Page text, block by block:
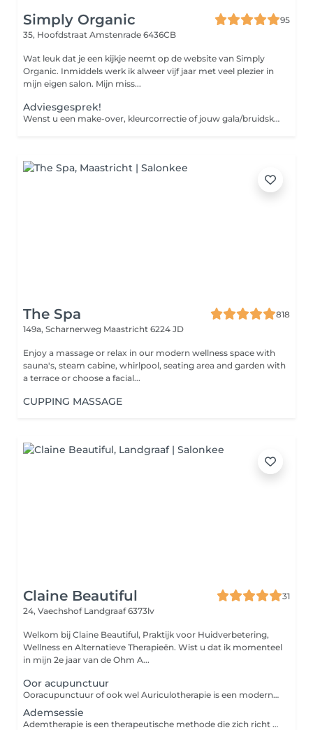
Simply Organic
95
35, Hoofdstraat Amstenrade 6436CB
Wat leuk dat je een kijkje neemt op de website van Simply
Organic. Inmiddels werk ik alweer vijf jaar met veel plezier in
mijn eigen salon. Mijn miss...
Adviesgesprek!
Wenst u een make-over, kleurcorrectie of jouw gala/bruidskapsel? Dan komt u best eerst langs zodat ik uw bestaande kleur en gezondheid van het haar kan analyseren. Zo kunnen wij zien welke kleuring of bijkomende techniek alsook verzorging noodzakelijk is om jouw gewenste resultaat te bekomen. in het kapsalon werken wij enkel met minerale kleuringen (Organic). Een kleurcorrectie kan zijn van zwart naar heel blond of naar asblond gaan. Dus, kom vooraf even bespreken wat je wenst en breng indien nodig foto's mee. Voor de 'Updo'-kapsels mag u ook foto's meenemen en indien nodig ook de accessoires die u in het kapsel wenst te verwerken. Bijvoorbeeld: een sluier, bloemen, kralen, juwelen... Ik neem graag tijd voor jou! Bij de volgende afspraak wordt het bedrag van dit adviesgesprek in mindering gebracht. Liefs Sil
The Spa
818
149a, Scharnerweg Maastricht 6224 JD
Enjoy a massage or relax in our modern wellness space with
sauna's, steam cabine, whirlpool, seating area and garden with
a terrace or choose a facial...
CUPPING MASSAGE
Claine Beautiful
31
24, Vaechshof Landgraaf 6373lv
Welkom bij Claine Beautiful, Praktijk voor Huidverbetering,
Wellness en Alternatieve Therapieën. Wist u dat ik momenteel
in mijn 2e jaar van de Ohm A...
Oor acupunctuur
Ooracupunctuur of ook wel Auriculotherapie is een moderne westerse manier van acupunctuur en bestaat uit het aanbieden van prikkels aan het oor om het zelfregulerende of zelf genezende vermogen van het lichaam te bevorderen. Tijdens de behandeling worden fijne naaldjes, bolletjes of magneetjes in uw oren geplaats. Deze behandeling wordt als pijnloos ervaren. Ooracupunctuur kan worden ingezet voor een breed scala aan klachten en is bijzonder effectief gebleken bij het reduceren van pijnklachten. Een kort overzicht van behandelbare klachten: Hoofdpijn (spanningshoofdpijn, migraine) / Burn-out en andere stress gerelateerde klachten / Overgangsklachten Vermoeidheidklachten / Nek- en schouderklachten / Tenniselleboog / golferselleboog / Rugklachten Heupklachten / Knieklachten / Sportblessures / Eczeem / Allergie / hooikoorts / Maag- en darmklachten / Ondersteuning bij afvallen / Ondersteuning bij stoppen met roken.
Ademsessie
Ademtherapie is een therapeutische methode die zich richt op bewust en correct ademhalen. Bij langdurige stress raakt je ademhaling langzaam ontregeld. Op een bijna onmerkbare manier begin je steeds oppervlakkiger en minder efficiënt te ademen. Dit kost je lichaam onnodig veel energie en kan voor verschillende spanningsklachten. Tijdens een ademsessie leer je je eigen adempatronen herkennen en hoe je op een juiste manier gebruik maakt van verschillende ademhalingsgebieden. Je leert stresssignalen van je lichaam herkennen. Het is een therapievorm die vaak wordt aangewend als ontspanningstherapie. Je leert je te ontspannen, rustig te blijven in stressvolle situaties en je emoties los te laten.